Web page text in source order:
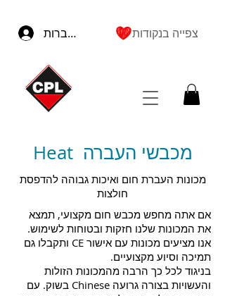
להתחברות צפייה בנקודות
Heat מכבשי העברה
מכונות העברת חום ואיכות גבוהה להדפסת
חולצות
אם אתה מחפש מכבש חום מקצועי, תמצא
את המכונות שלנו חזקות ובטוחות לשימוש.
אנו מציעים מכונות עם אישור CE ותקבלו גם
תמיכה וסיוע מקצועיים.
בניגוד לכל כך הרבה מהמכונות הזולות
והעשויות בצורה גרועה Chinese בשוק. עם